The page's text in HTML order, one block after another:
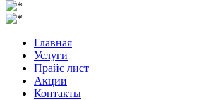
Главная
Услуги
Прайс лист
Акции
Контакты